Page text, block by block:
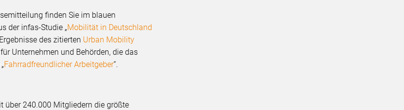
finden Sie im blauen
der infas-Studie „Mobilität in Deutschland
des zitierten Urban Mobility
Unternehmen und Behörden, die das
Fahrradfreundlicher Arbeitgeber“.
über 240.000 Mitgliedern die größte